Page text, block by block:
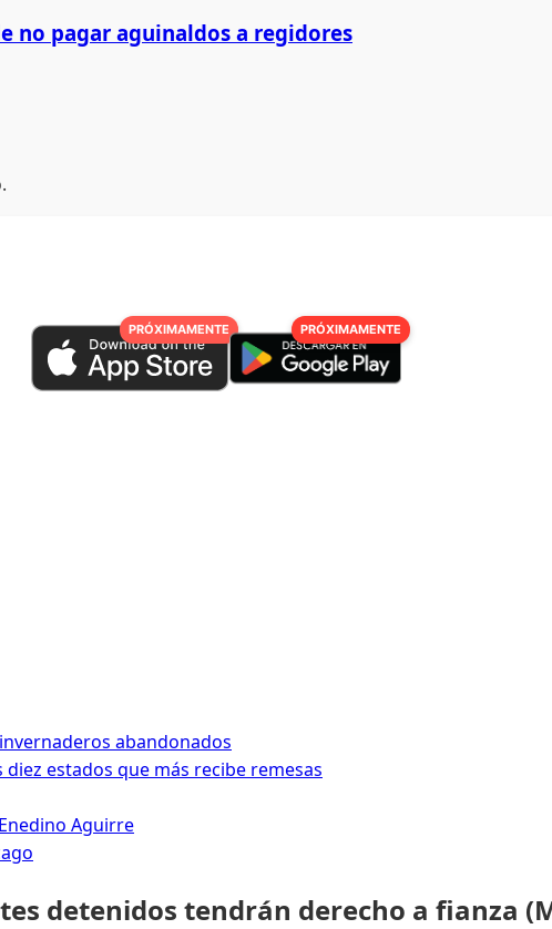
no pagar aguinaldos a regidores
PRÓXIMAMENTE PRÓXIMAMENTE
abandonados
estados que más recibe remesas
Aguirre
detenidos tendrán derecho a fianza